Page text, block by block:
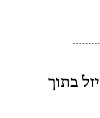
בתוך